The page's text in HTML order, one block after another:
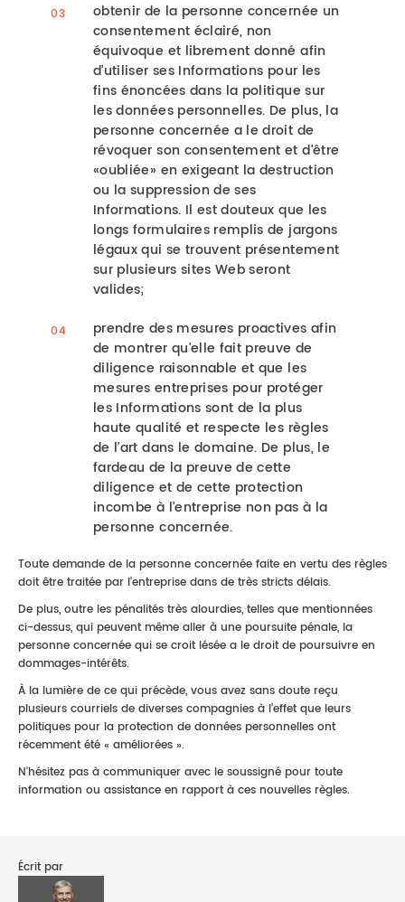
obtenir de la personne concernée un
consentement éclairé, non
équivoque et librement donné afin
d’utiliser ses Informations pour les
fins énoncées dans la politique sur
les données personnelles. De plus, la
personne concernée a le droit de
révoquer son consentement et d'être
«oubliée» en exigeant la destruction
ou la suppression de ses
Informations. Il est douteux que les
longs formulaires remplis de jargons
légaux qui se trouvent présentement
sur plusieurs sites Web seront
valides;
prendre des mesures proactives afin
de montrer qu'elle fait preuve de
diligence raisonnable et que les
mesures entreprises pour protéger
les Informations sont de la plus
haute qualité et respecte les règles
de l’art dans le domaine. De plus, le
fardeau de la preuve de cette
diligence et de cette protection
incombe à l’entreprise non pas à la
personne concernée.
Toute demande de la personne concernée faite en vertu des règles
doit être traitée par l’entreprise dans de très stricts délais.
De plus, outre les pénalités très alourdies, telles que mentionnées
ci-dessus, qui peuvent même aller à une poursuite pénale, la
personne concernée qui se croit lésée a le droit de poursuivre en
dommages-intérêts.
À la lumière de ce qui précède, vous avez sans doute reçu
plusieurs courriels de diverses compagnies à l’effet que leurs
politiques pour la protection de données personnelles ont
récemment été « améliorées ».
N'hésitez pas à communiquer avec le soussigné pour toute
information ou assistance en rapport à ces nouvelles règles.
Écrit par